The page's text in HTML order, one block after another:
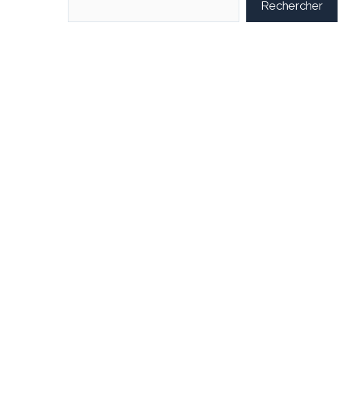
Rechercher